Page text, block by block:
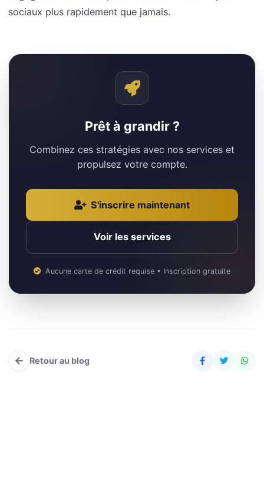
sociaux plus rapidement que jamais.
Prêt à grandir ?
Combinez ces stratégies avec nos services et
propulsez votre compte.
S'inscrire maintenant
Voir les services
Aucune carte de crédit requise • Inscription gratuite
Retour au blog